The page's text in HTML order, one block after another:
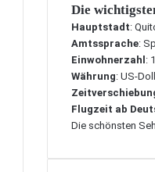
Die
Hauptstadt:
Amtssprache:
Einwohnerzahl :
Währung: US-
Flugzeit ab
Die schönsten